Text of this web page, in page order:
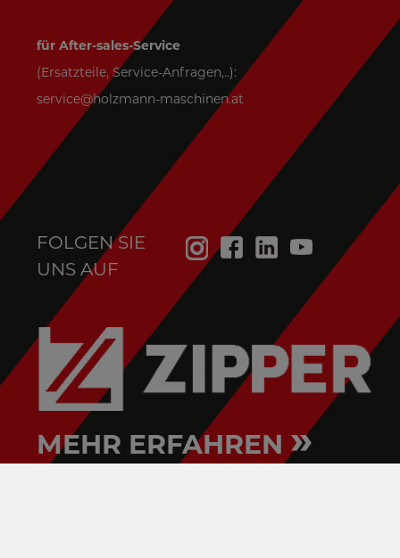
für After-sales-Service
(Ersatzteile, Service-Anfragen,..):
service@holzmann-maschinen.at
FOLGEN SIE
UNS AUF
MEHR ERFAHREN »